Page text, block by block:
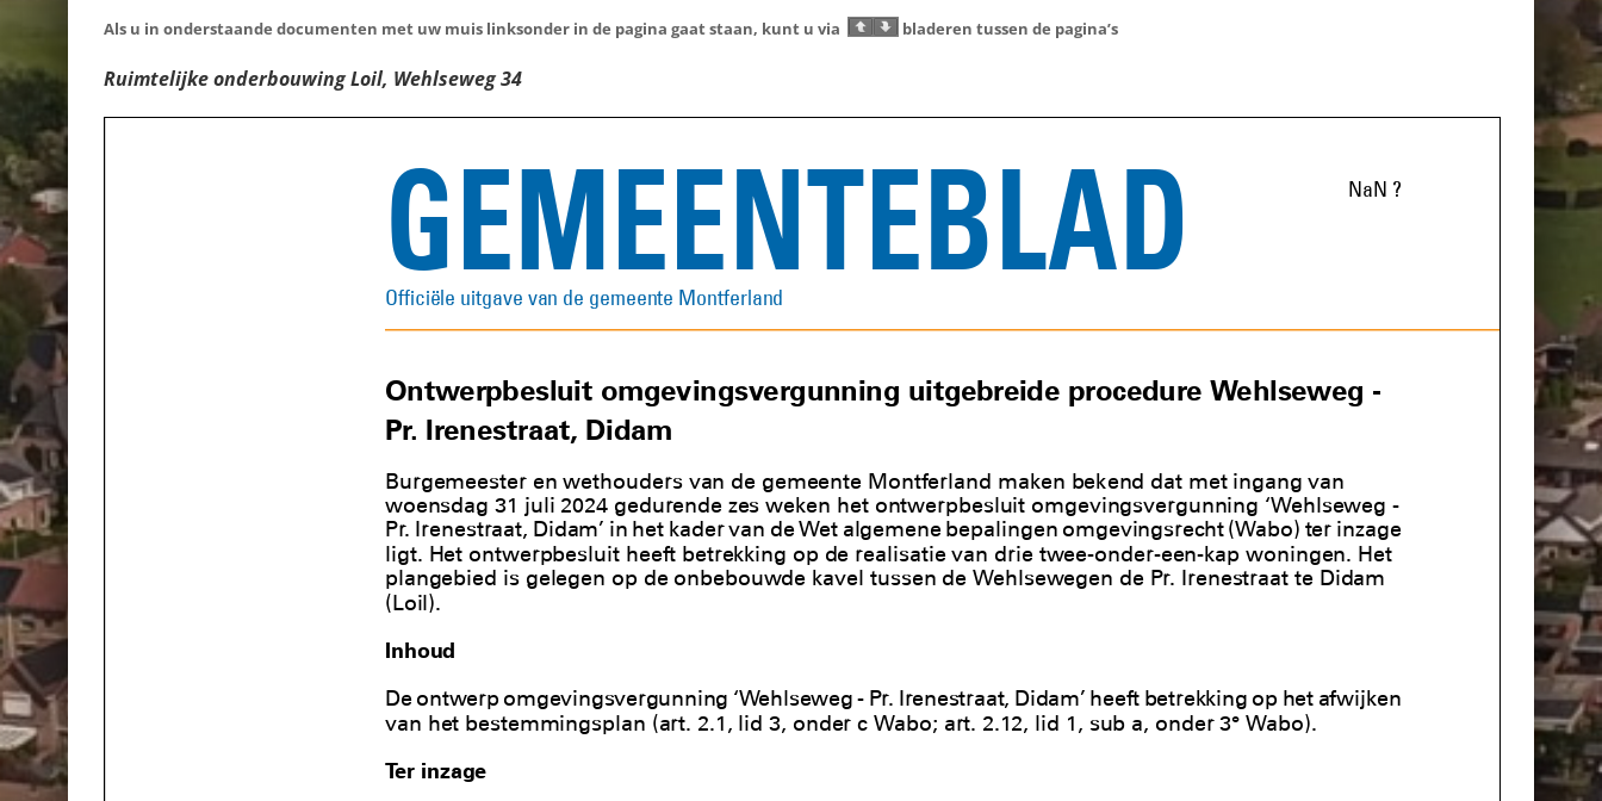
Als u in onderstaande documenten met uw muis linksonder in de pagina gaat staan, kunt u via bladeren tussen de pagina’s
Ruimtelijke onderbouwing Loil, Wehlseweg 34